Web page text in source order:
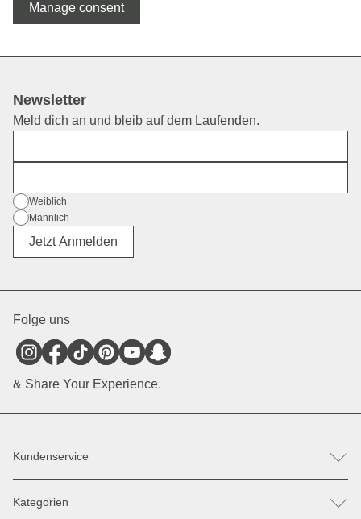
Manage consent
Newsletter
Meld dich an und bleib auf dem Laufenden.
Geschlecht
Weiblich
Männlich
Divers
Jetzt Anmelden
Folge uns
& Share Your Experience.
Kundenservice
Hilfe & Kontakt
Kategorien